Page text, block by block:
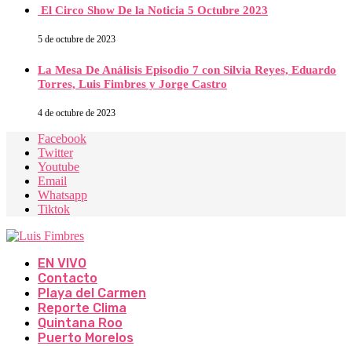
El Circo Show De la Noticia 5 Octubre 2023
5 de octubre de 2023
La Mesa De Análisis Episodio 7 con Silvia Reyes, Eduardo
Torres, Luis Fimbres y Jorge Castro
4 de octubre de 2023
Facebook
Twitter
Youtube
Email
Whatsapp
Tiktok
EN VIVO
Contacto
Playa del Carmen
Reporte Clima
Quintana Roo
Puerto Morelos